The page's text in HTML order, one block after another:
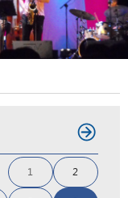
1 2